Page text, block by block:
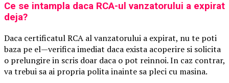
Ce se intampla daca RCA-ul vanzatorului a expirat
deja?
Daca certificatul RCA al vanzatorului a expirat, nu te poti
baza pe el—verifica imediat daca exista acoperire si solicita
o prelungire in scris doar daca o pot reinnoi. In caz contrar,
va trebui sa ai propria polita inainte sa pleci cu masina.